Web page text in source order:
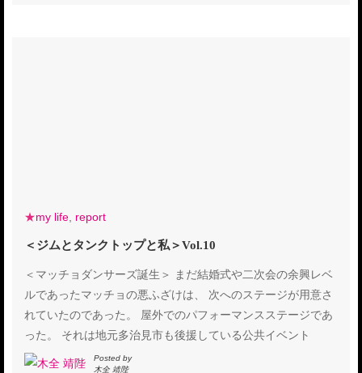
★my life report
＜ジムとタンクトップと私＞Vol.10
＜マッチョダンサーズ誕生＞ まだ結婚式や二次会の余興レベ
ルであったマッチョの悪ふざけは、 次へのステージが用意さ
れていたのであった。 屋外でのパフォーマンスステージであ
った。 それは地元多治見市も後援している公共イベント
Posted by
木全 靖陛